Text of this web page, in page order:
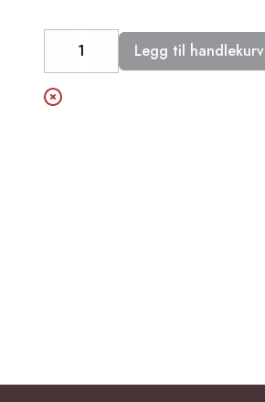
DecreaseIncreaseLegg til handlekurv